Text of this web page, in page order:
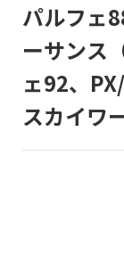
パルフェ
ーサンス
ェ92、
スカイワ